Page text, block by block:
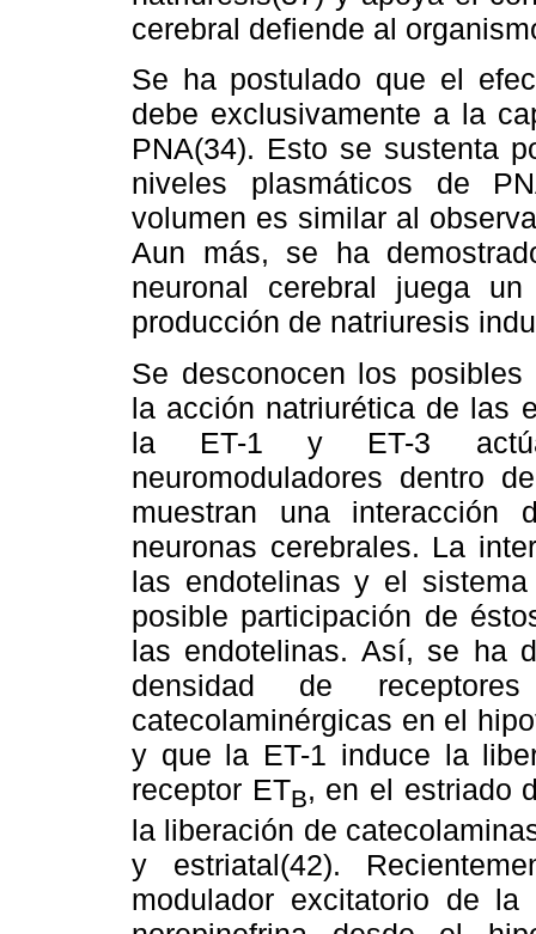
cerebral defiende al
Se ha postulado que el
debe exclusivamente a la
PNA(34). Esto se sustenta
niveles plasmáticos de
volumen es similar al
Aun más, se ha
neuronal cerebral juega
producción de natriuresis
Se desconocen los
la acción natriurética de las
la ET-1 y ET-3
neuromoduladores dentro
muestran una interacción
neuronas cerebrales. La
las endotelinas y el
posible participación de
las endotelinas. Así, se ha
densidad de
catecolaminérgicas en el
y que la ET-1 induce la
receptor ETB, en el estriado
la liberación de
y estriatal(42).
modulador excitatorio de